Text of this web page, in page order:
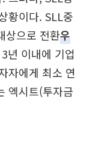
황이다. SLL중
상으로 전환우
년 이내에 기업
자에게 최소 연
엑시트(투자금